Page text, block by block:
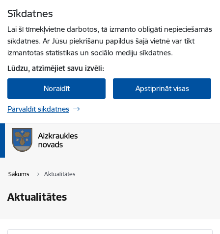
Sīkdatnes
Lai šī tīmekļvietne darbotos, tā izmanto obligāti nepieciešamās
sīkdatnes. Ar Jūsu piekrišanu papildus šajā vietnē var tikt
izmantotas statistikas un sociālo mediju sīkdatnes.
Lūdzu, atzīmējiet savu izvēli:
Noraidīt Apstiprināt visas
Pārvaldīt sīkdatnes
Sākums Aktualitātes
Aktualitātes